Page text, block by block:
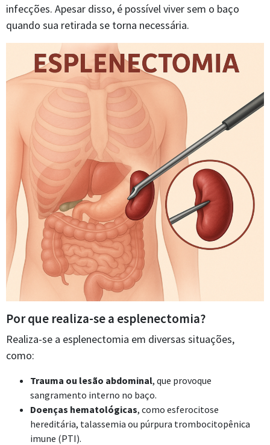
infecções. Apesar disso, é possível viver sem o baço
quando sua retirada se torna necessária.
Por que realiza-se a esplenectomia?
Realiza-se a esplenectomia em diversas situações,
como:
Trauma ou lesão abdominal, que provoque
sangramento interno no baço.
Doenças hematológicas, como esferocitose
hereditária, talassemia ou púrpura trombocitopênica
imune (PTI).